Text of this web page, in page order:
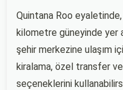
Quintana Roo
kilometre güneyinde yer
şehir merkezine ulaşım
kiralama, özel transfer
seçeneklerini